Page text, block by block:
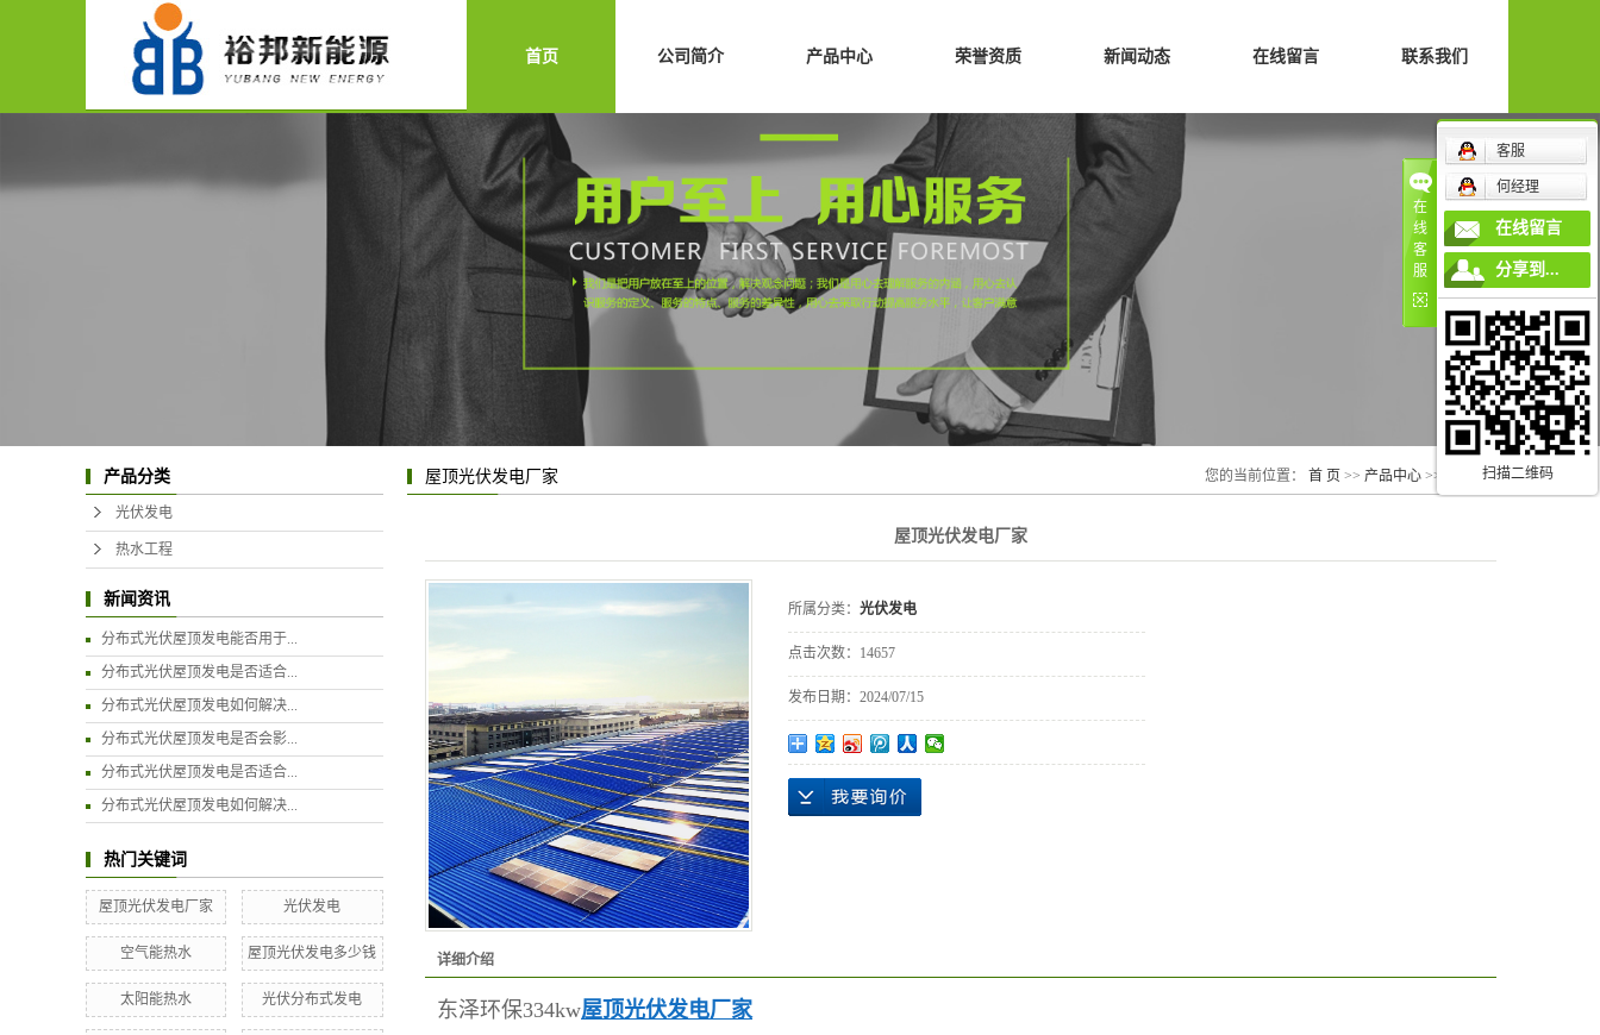
首页 公司简介
企业文化
业绩展示
案例展示
产品中心
光伏发电
热水工程
荣誉资质 新闻动态
公司新闻
行业动态
常见问题
在线留言 联系我们
产品分类
光伏发电
热水工程
新闻资讯
分布式光伏屋顶发电能否用于...
分布式光伏屋顶发电是否适合...
分布式光伏屋顶发电如何解决...
分布式光伏屋顶发电是否会影...
分布式光伏屋顶发电是否适合...
分布式光伏屋顶发电如何解决...
热门关键词
屋顶光伏发电厂家 光伏发电
空气能热水 屋顶光伏发电多少钱
太阳能热水 光伏分布式发电
屋顶光伏发电厂家 您的当前位置： 首 页 >> 产品中心 >> 光伏发电
屋顶光伏发电厂家
所属分类： 光伏发电
点击次数： 14657
发布日期： 2024/07/15
详细介绍
东泽环保334kw屋顶光伏发电厂家
在
线
客
服
客服
何经理
在线留言
分享到...
扫描二维码